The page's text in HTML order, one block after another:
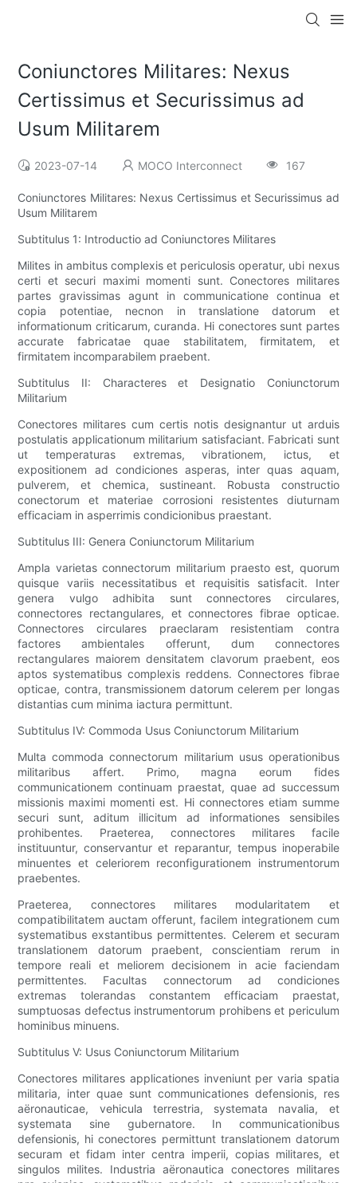
Coniunctores Militares: Nexus
Certissimus et Securissimus ad
Usum Militarem
2023-07-14 MOCO Interconnect 167
Coniunctores Militares: Nexus Certissimus et Securissimus ad
Usum Militarem
Subtitulus 1: Introductio ad Coniunctores Militares
Milites in ambitus complexis et periculosis operatur, ubi nexus
certi et securi maximi momenti sunt. Conectores militares
partes gravissimas agunt in communicatione continua et
copia potentiae, necnon in translatione datorum et
informationum criticarum, curanda. Hi conectores sunt partes
accurate fabricatae quae stabilitatem, firmitatem, et
firmitatem incomparabilem praebent.
Subtitulus II: Characteres et Designatio Coniunctorum
Militarium
Conectores militares cum certis notis designantur ut arduis
postulatis applicationum militarium satisfaciant. Fabricati sunt
ut temperaturas extremas, vibrationem, ictus, et
expositionem ad condiciones asperas, inter quas aquam,
pulverem, et chemica, sustineant. Robusta constructio
conectorum et materiae corrosioni resistentes diuturnam
efficaciam in asperrimis condicionibus praestant.
Subtitulus III: Genera Coniunctorum Militarium
Ampla varietas connectorum militarium praesto est, quorum
quisque variis necessitatibus et requisitis satisfacit. Inter
genera vulgo adhibita sunt connectores circulares,
connectores rectangulares, et connectores fibrae opticae.
Connectores circulares praeclaram resistentiam contra
factores ambientales offerunt, dum connectores
rectangulares maiorem densitatem clavorum praebent, eos
aptos systematibus complexis reddens. Connectores fibrae
opticae, contra, transmissionem datorum celerem per longas
distantias cum minima iactura permittunt.
Subtitulus IV: Commoda Usus Coniunctorum Militarium
Multa commoda connectorum militarium usus operationibus
militaribus affert. Primo, magna eorum fides
communicationem continuam praestat, quae ad successum
missionis maximi momenti est. Hi connectores etiam summe
securi sunt, aditum illicitum ad informationes sensibiles
prohibentes. Praeterea, connectores militares facile
instituuntur, conservantur et reparantur, tempus inoperabile
minuentes et celeriorem reconfigurationem instrumentorum
praebentes.
Praeterea, connectores militares modularitatem et
compatibilitatem auctam offerunt, facilem integrationem cum
systematibus exstantibus permittentes. Celerem et securam
translationem datorum praebent, conscientiam rerum in
tempore reali et meliorem decisionem in acie faciendam
permittentes. Facultas connectorum ad condiciones
extremas tolerandas constantem efficaciam praestat,
sumptuosas defectus instrumentorum prohibens et periculum
hominibus minuens.
Subtitulus V: Usus Coniunctorum Militarium
Conectores militares applicationes inveniunt per varia spatia
militaria, inter quae sunt communicationes defensionis, res
aëronauticae, vehicula terrestria, systemata navalia, et
systemata sine gubernatore. In communicationibus
defensionis, hi conectores permittunt translationem datorum
securam et fidam inter centra imperii, copias militares, et
singulos milites. Industria aëronautica conectores militares